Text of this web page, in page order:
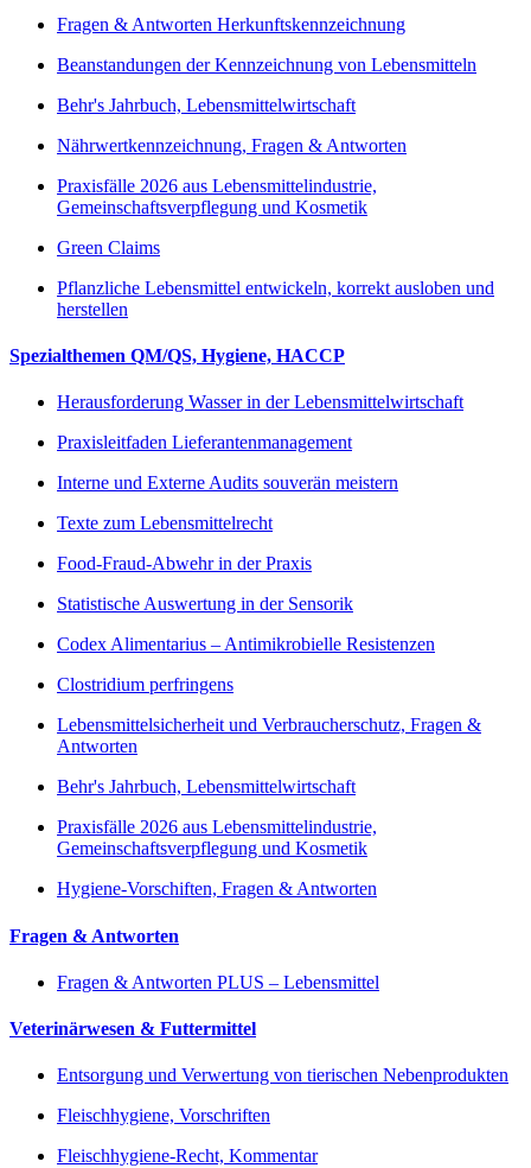
Fragen & Antworten Herkunftskennzeichnung
Beanstandungen der Kennzeichnung von Lebensmitteln
Behr's Jahrbuch, Lebensmittelwirtschaft
Nährwertkennzeichnung, Fragen & Antworten
Praxisfälle 2026 aus Lebensmittelindustrie,
Gemeinschaftsverpflegung und Kosmetik
Green Claims
Pflanzliche Lebensmittel entwickeln, korrekt ausloben und
herstellen
Spezialthemen QM/QS, Hygiene, HACCP
Herausforderung Wasser in der Lebensmittelwirtschaft
Praxisleitfaden Lieferantenmanagement
Interne und Externe Audits souverän meistern
Texte zum Lebensmittelrecht
Food-Fraud-Abwehr in der Praxis
Statistische Auswertung in der Sensorik
Codex Alimentarius – Antimikrobielle Resistenzen
Clostridium perfringens
Lebensmittelsicherheit und Verbraucherschutz, Fragen &
Antworten
Behr's Jahrbuch, Lebensmittelwirtschaft
Praxisfälle 2026 aus Lebensmittelindustrie,
Gemeinschaftsverpflegung und Kosmetik
Hygiene-Vorschiften, Fragen & Antworten
Fragen & Antworten
Fragen & Antworten PLUS – Lebensmittel
Veterinärwesen & Futtermittel
Entsorgung und Verwertung von tierischen Nebenprodukten
Fleischhygiene, Vorschriften
Fleischhygiene-Recht, Kommentar